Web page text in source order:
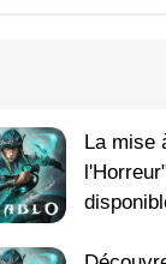
La mise